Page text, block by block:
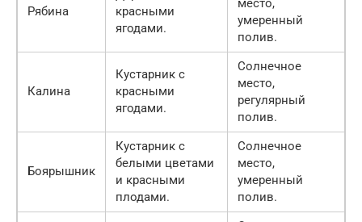
Рябина
красными
ягодами.
место,
умеренный
полив.
Калина
Кустарник с
красными
ягодами.
Солнечное
место,
регулярный
полив.
Боярышник
Кустарник с
белыми цветами
и красными
плодами.
Солнечное
место,
умеренный
полив.